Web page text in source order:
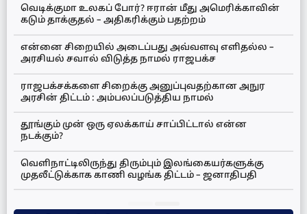
வெடிக்குமா உலகப் போர்? ஈரான் மீது அமெரிக்காவின்
கடும் தாக்குதல் – அதிகரிக்கும் பதற்றம்
என்னை சிறையில் அடைப்பது அவ்வளவு எளிதல்ல –
அரசியல் சவால் விடுத்த நாமல் ராஜபக்ச
ராஜபக்சக்களை சிறைக்கு அனுப்புவதற்கான அநுர
அரசின் திட்டம் : அம்பலப்படுத்திய நாமல்
தூங்கும் முன் ஒரு ஏலக்காய் சாப்பிட்டால் என்ன
நடக்கும்?
வெளிநாட்டிலிருந்து திரும்பும் இலங்கையர்களுக்கு
முதலீட்டுக்காக காணி வழங்க திட்டம் – ஜனாதிபதி